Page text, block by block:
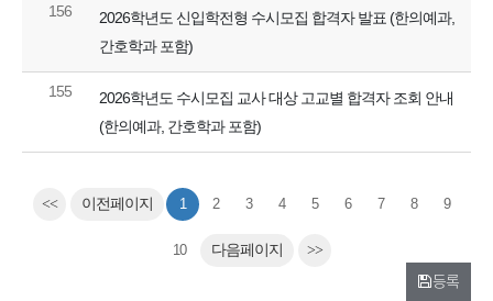
156
2026학년도 신입학전형 수시모집 합격자 발표 (한의예과,
간호학과 포함)
155
2026학년도 수시모집 교사 대상 고교별 합격자 조회 안내
(한의예과, 간호학과 포함)
<< 이전페이지 1 2 3 4 5 6 7 8 9
10 다음페이지 >>
등록